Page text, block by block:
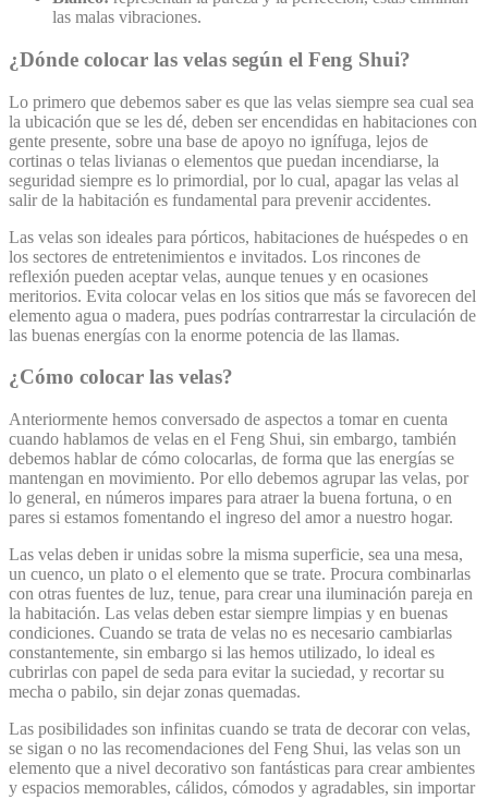
las malas vibraciones.
¿Dónde colocar las velas según el Feng Shui?
Lo primero que debemos saber es que las velas siempre sea cual sea
la ubicación que se les dé, deben ser encendidas en habitaciones con
gente presente, sobre una base de apoyo no ignífuga, lejos de
cortinas o telas livianas o elementos que puedan incendiarse, la
seguridad siempre es lo primordial, por lo cual, apagar las velas al
salir de la habitación es fundamental para prevenir accidentes.
Las velas son ideales para pórticos, habitaciones de huéspedes o en
los sectores de entretenimientos e invitados. Los rincones de
reflexión pueden aceptar velas, aunque tenues y en ocasiones
meritorios. Evita colocar velas en los sitios que más se favorecen del
elemento agua o madera, pues podrías contrarrestar la circulación de
las buenas energías con la enorme potencia de las llamas.
¿Cómo colocar las velas?
Anteriormente hemos conversado de aspectos a tomar en cuenta
cuando hablamos de velas en el Feng Shui, sin embargo, también
debemos hablar de cómo colocarlas, de forma que las energías se
mantengan en movimiento. Por ello debemos agrupar las velas, por
lo general, en números impares para atraer la buena fortuna, o en
pares si estamos fomentando el ingreso del amor a nuestro hogar.
Las velas deben ir unidas sobre la misma superficie, sea una mesa,
un cuenco, un plato o el elemento que se trate. Procura combinarlas
con otras fuentes de luz, tenue, para crear una iluminación pareja en
la habitación. Las velas deben estar siempre limpias y en buenas
condiciones. Cuando se trata de velas no es necesario cambiarlas
constantemente, sin embargo si las hemos utilizado, lo ideal es
cubrirlas con papel de seda para evitar la suciedad, y recortar su
mecha o pabilo, sin dejar zonas quemadas.
Las posibilidades son infinitas cuando se trata de decorar con velas,
se sigan o no las recomendaciones del Feng Shui, las velas son un
elemento que a nivel decorativo son fantásticas para crear ambientes
y espacios memorables, cálidos, cómodos y agradables, sin importar